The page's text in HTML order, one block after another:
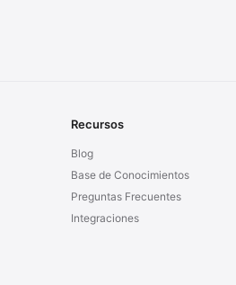
Recursos
Blog
Base de Conocimientos
Preguntas Frecuentes
Integraciones